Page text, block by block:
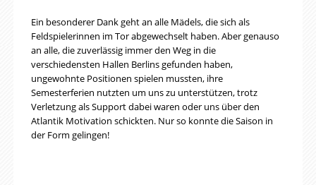
Ein besonderer Dank geht an alle Mädels, die sich als
Feldspielerinnen im Tor abgewechselt haben. Aber genauso
an alle, die zuverlässig immer den Weg in die
verschiedensten Hallen Berlins gefunden haben,
ungewohnte Positionen spielen mussten, ihre
Semesterferien nutzten um uns zu unterstützen, trotz
Verletzung als Support dabei waren oder uns über den
Atlantik Motivation schickten. Nur so konnte die Saison in
der Form gelingen!